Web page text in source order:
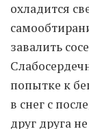
охладится
завалить
попытке к
в снег с
друг друга